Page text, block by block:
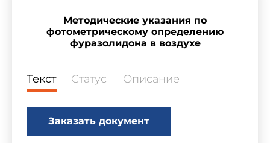
Методические указания по
фотометрическому определению
фуразолидона в воздухе
Текст Статус Описание
Заказать документ